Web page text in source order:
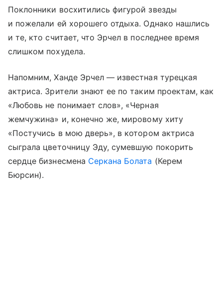
Поклонники восхитились фигурой звезды
и пожелали ей хорошего отдыха. Однако нашлись
и те, кто считает, что Эрчел в последнее время
слишком похудела.
Напомним, Ханде Эрчел — известная турецкая
актриса. Зрители знают ее по таким проектам, как
«Любовь не понимает слов», «Черная
жемчужина» и, конечно же, мировому хиту
«Постучись в мою дверь», в котором актриса
сыграла цветочницу Эду, сумевшую покорить
сердце бизнесмена Серкана Болата (Керем
Бюрсин).